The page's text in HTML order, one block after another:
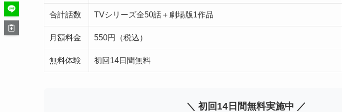
合計話数 TVシリーズ全50話＋劇場版1作品
月額料金 550円（税込）
無料体験 初回14日間無料
＼ 初回14日間無料実施中 ／